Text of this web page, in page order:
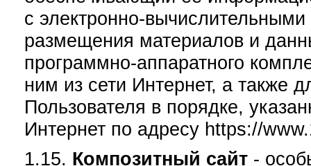
с электронно-
размещения материалов и
программно-аппаратного
ним из сети Интернет, а также
Пользователя в порядке,
Интернет по адресу https://
1.15. Композитный сайт -